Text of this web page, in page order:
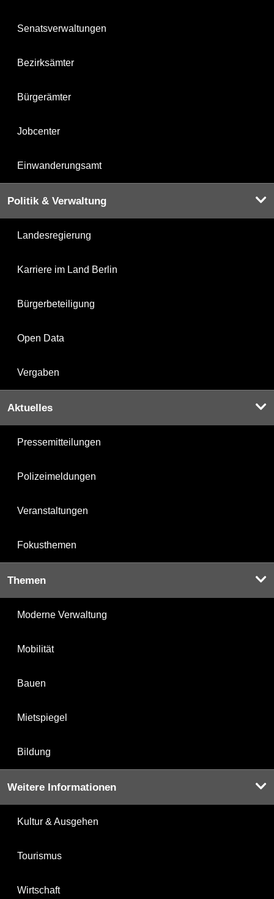
Senatsverwaltungen
Bezirksämter
Bürgerämter
Jobcenter
Einwanderungsamt
Politik & Verwaltung
Landesregierung
Karriere im Land Berlin
Bürgerbeteiligung
Open Data
Vergaben
Aktuelles
Pressemitteilungen
Polizeimeldungen
Veranstaltungen
Fokusthemen
Themen
Moderne Verwaltung
Mobilität
Bauen
Mietspiegel
Bildung
Weitere Informationen
Kultur & Ausgehen
Tourismus
Wirtschaft